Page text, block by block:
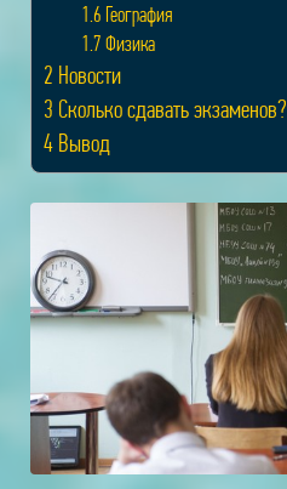
1.6 География
1.7 Физика
2 Новости
3 Сколько сдавать экзаменов?
4 Вывод